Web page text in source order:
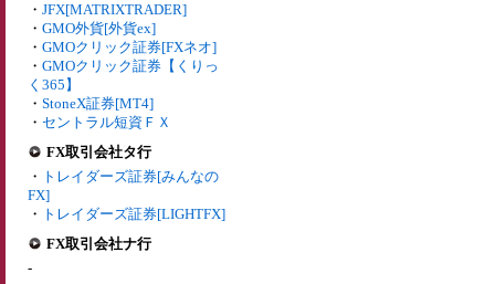
・ JFX[MATRIXTRADER]
・ GMO外貨[外貨ex]
・ GMOクリック証券[FXネオ]
・ GMOクリック証券【くりっ
く365】
・ StoneX証券[MT4]
・ セントラル短資ＦＸ
FX取引会社タ行
・ トレイダーズ証券[みんなの
FX]
・ トレイダーズ証券[LIGHTFX]
FX取引会社ナ行
-